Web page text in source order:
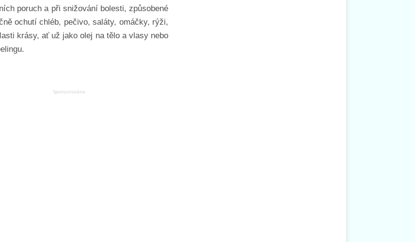
poruch a při snižování bolesti, způsobené
ochutí chléb, pečivo, saláty, omáčky, rýži,
krásy, ať už jako olej na tělo a vlasy nebo